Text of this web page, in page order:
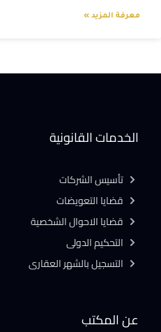
معرفة المزيد »
عن المكتب
الخدمات القانونية
تأسيس الشركات
قضايا التعويضات
قضايا الاحوال الشخصية
التحكيم الدولى
التسجيل بالشهر العقارى